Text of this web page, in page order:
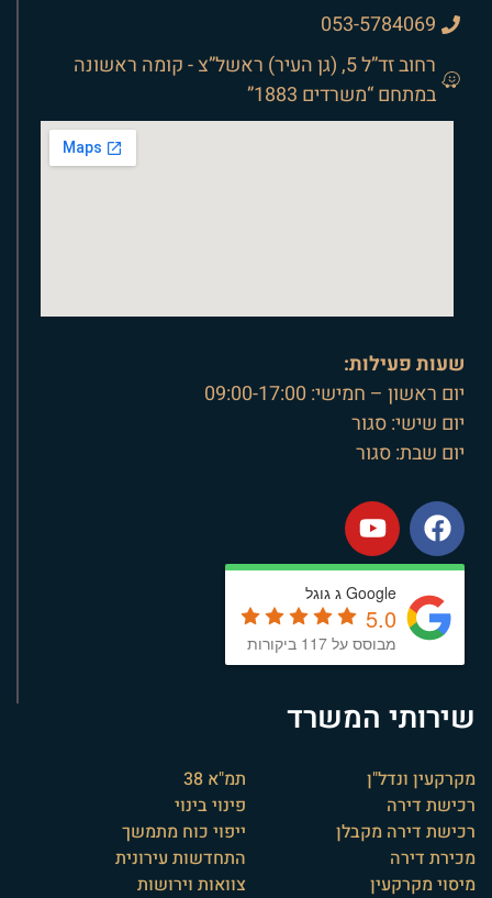
053-5784069
רחוב זד”ל 5, (גן העיר) ראשל”צ - קומה ראשונה
במתחם “משרדים 1883”
שעות פעילות:
יום ראשון – חמישי: 09:00-17:00
יום שישי: סגור
יום שבת: סגור
Google ג גוגל
5.0
מבוסס על 117 ביקורות
שירותי המשרד
מקרקעין ונדל"ן
רכישת דירה
רכישת דירה מקבלן
מכירת דירה
מיסוי מקרקעין
תמ"א 38
פינוי בינוי
ייפוי כוח מתמשך
התחדשות עירונית
צוואות וירושות